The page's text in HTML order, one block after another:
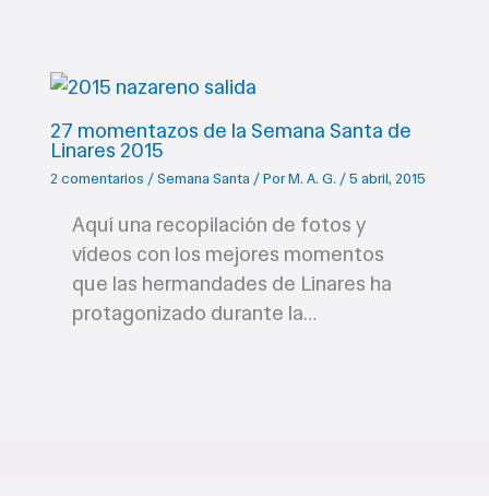
27 momentazos de la Semana Santa de
Linares 2015
2 comentarios /Semana Santa / PorM. A. G. /5 abril, 2015
Aquí una recopilación de fotos y
vídeos con los mejores momentos
que las hermandades de Linares ha
protagonizado durante la…